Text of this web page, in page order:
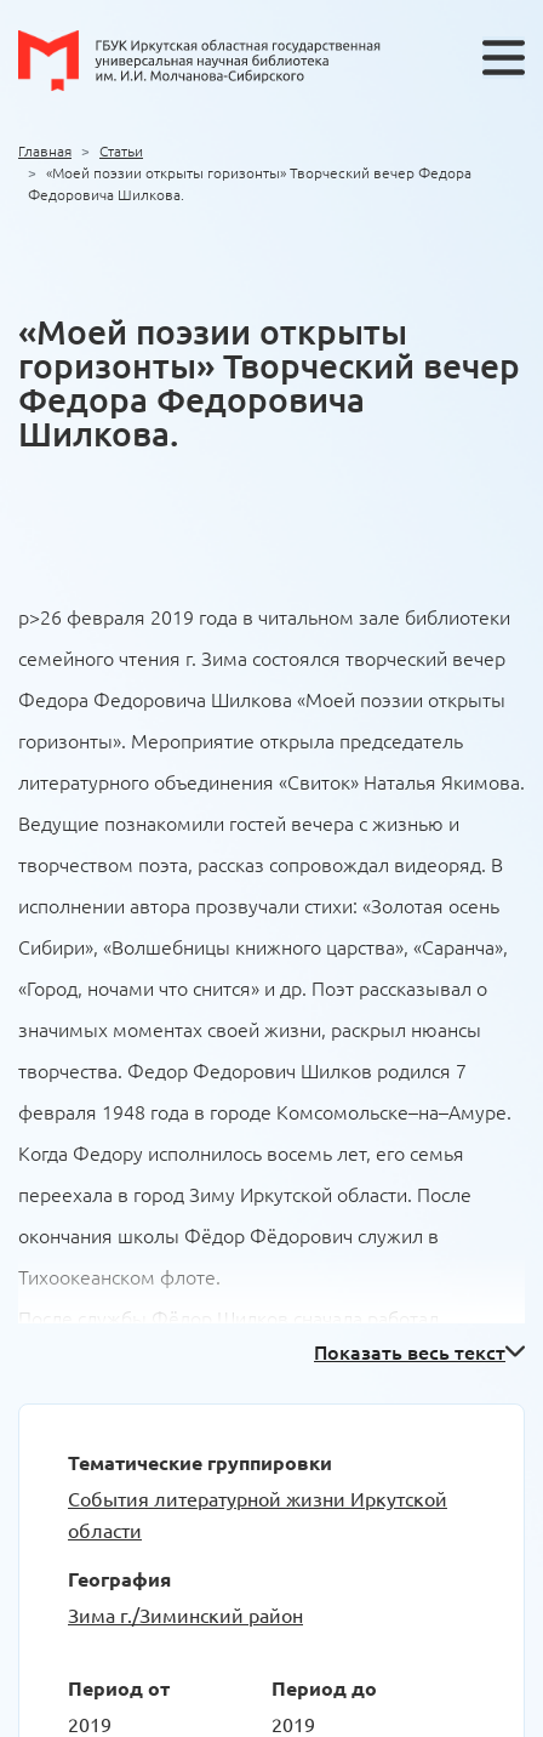
Главная
Статьи
«Моей поэзии открыты горизонты» Творческий вечер Федора
Федоровича Шилкова.
«Моей поэзии открыты
горизонты» Творческий вечер
Федора Федоровича
Шилкова.
p>26 февраля 2019 года в читальном зале библиотеки
семейного чтения г. Зима состоялся творческий вечер
Федора Федоровича Шилкова «Моей поэзии открыты
горизонты». Мероприятие открыла председатель
литературного объединения «Свиток» Наталья Якимова.
Ведущие познакомили гостей вечера с жизнью и
творчеством поэта, рассказ сопровождал видеоряд. В
исполнении автора прозвучали стихи: «Золотая осень
Сибири», «Волшебницы книжного царства», «Саранча»,
«Город, ночами что снится» и др. Поэт рассказывал о
значимых моментах своей жизни, раскрыл нюансы
творчества. Федор Федорович Шилков родился 7
февраля 1948 года в городе Комсомольске–на–Амуре.
Когда Федору исполнилось восемь лет, его семья
переехала в город Зиму Иркутской области. После
окончания школы Фёдор Фёдорович служил в
Тихоокеанском флоте.
После службы Фёдор Шилков сначала работал
киномехаником, а затем слесарем в вагонном депо. В
1967 году он пытался поступить в Волгоградскую
комиссию, уехал жить и работать в город Железногорск
Красноярского края. В июне 2010 года по семейным
Поэзия — это большая любовь Федора Шилкова,
Лермонтова, С. Есенина, Р. Гамзатова, М. Ножкина, Л.
Показать весь текст
Тематические группировки
События литературной жизни Иркутской
области
География
Зима г./Зиминский район
Период от
2019
Период до
2019